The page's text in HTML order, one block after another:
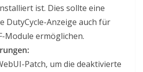
ist. Dies sollte eine
DutyCycle-Anzeige auch für
Module ermöglichen.
Patch, um die deaktivierte